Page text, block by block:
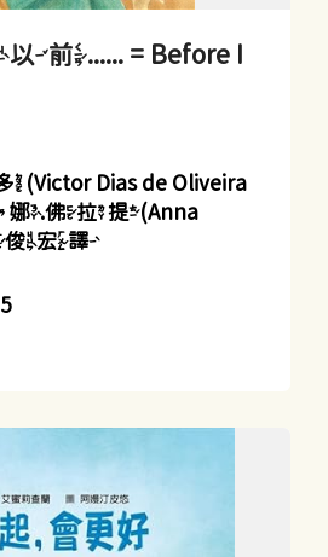
前...... = Before I
Dias de Oliveira
娜.佛拉提(Anna
俊宏譯